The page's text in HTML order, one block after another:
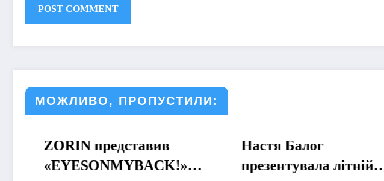
МОЖЛИВО, ПРОПУСТИЛИ:
МУЗИКА
ZORIN представив
«EYESONMYBACK!» –
МУЗИКА
Настя Балог
презентувала літній